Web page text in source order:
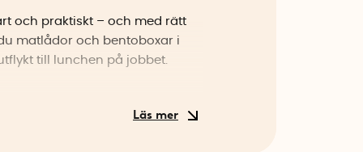
och praktiskt – och med rätt
matlådor och bentoboxar i
till lunchen på jobbet.
eller silikonlådor som kan